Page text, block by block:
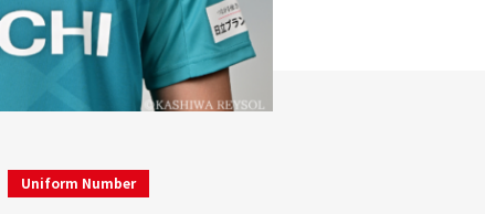
Uniform Number